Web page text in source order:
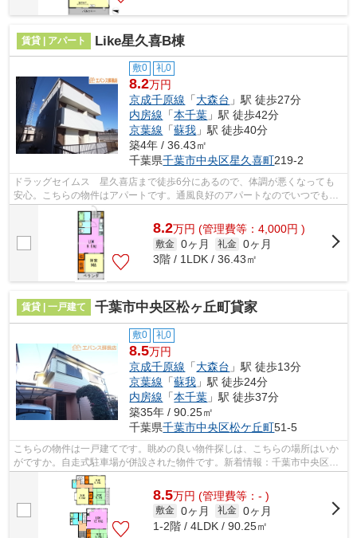
賃貸 | アパート Like星久喜B棟
敷0 礼0
8.2万円
京成千原線 「大森台 」駅 徒歩27分
内房線 「本千葉 」駅 徒歩42分
京葉線 「蘇我 」駅 徒歩40分
築4年 / 36.43㎡
千葉県千葉市中央区星久喜町219-2
ドラッグセイムス 星久喜店まで徒歩6分にあるので、体調が悪くなっても
安心。こちらの物件はアパートです。通風良好のアパートなのでいつでも新
鮮な空気を味わえます。当社イチオシの...
8.2万円 (管理費等：4,000円 )
敷金 0ヶ月 礼金 0ヶ月
3階 / 1LDK / 36.43㎡
賃貸 | 一戸建て 千葉市中央区松ヶ丘町貸家
敷0 礼0
8.5万円
京成千原線 「大森台 」駅 徒歩13分
京葉線 「蘇我 」駅 徒歩24分
内房線 「本千葉 」駅 徒歩37分
築35年 / 90.25㎡
千葉県千葉市中央区松ケ丘町51-5
こちらの物件は一戸建てです。眺めの良い物件探しは、こちらの場所はいか
がですか。自走式駐車場が併設された物件です。新着情報：千葉市中央区松
ヶ丘町貸家の空室情報ならコチラ。お...
8.5万円 (管理費等：- )
敷金 0ヶ月 礼金 0ヶ月
1-2階 / 4LDK / 90.25㎡